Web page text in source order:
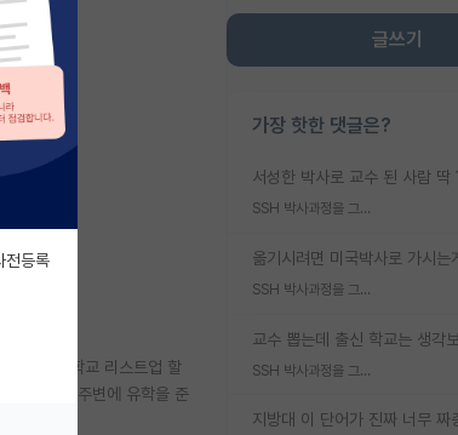
글쓰기
가장 핫한 댓글은?
SSH 박사과정을 그만두고 지방대 박사로 옮기면 교수의 꿈은 끝일까요?
SSH 박사과정을 그만두고 지방대 박사로 옮기면 교수의 꿈은 끝일까요?
SSH 박사과정을 그만두고 지방대 박사로 옮기면 교수의 꿈은 끝일까요?
는 분들 학교 리스트업 할
렇습니다. 주변에 유학을 준
전등록